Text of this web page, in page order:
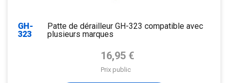
GH-
323
Patte de dérailleur GH-323 compatible avec
plusieurs marques
Prix de base
16,95 €
Prix public